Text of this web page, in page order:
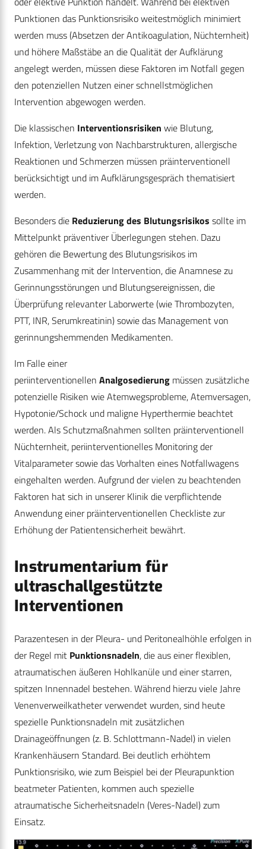
Punktionen das Punktionsrisiko weitestmöglich minimiert
werden muss (Absetzen der Antikoagulation, Nüchternheit)
und höhere Maßstäbe an die Qualität der Aufklärung
angelegt werden, müssen diese Faktoren im Notfall gegen
den potenziellen Nutzen einer schnellstmöglichen
Intervention abgewogen werden.
Die klassischen Interventionsrisiken wie Blutung,
Infektion, Verletzung von Nachbarstrukturen, allergische
Reaktionen und Schmerzen müssen präinterventionell
berücksichtigt und im Aufklärungsgespräch thematisiert
werden.
Besonders die Reduzierung des Blutungsrisikos sollte im
Mittelpunkt präventiver Überlegungen stehen. Dazu
gehören die Bewertung des Blutungsrisikos im
Zusammenhang mit der Intervention, die Anamnese zu
Gerinnungsstörungen und Blutungsereignissen, die
Überprüfung relevanter Laborwerte (wie Thrombozyten,
PTT, INR, Serumkreatinin) sowie das Management von
gerinnungshemmenden Medikamenten.
Im Falle einer
periinterventionellen Analgosedierung müssen zusätzliche
potenzielle Risiken wie Atemwegsprobleme, Atemversagen,
Hypotonie/Schock und maligne Hyperthermie beachtet
werden. Als Schutzmaßnahmen sollten präinterventionell
Nüchternheit, periinterventionelles Monitoring der
Vitalparameter sowie das Vorhalten eines Notfallwagens
eingehalten werden. Aufgrund der vielen zu beachtenden
Faktoren hat sich in unserer Klinik die verpflichtende
Anwendung einer präinterventionellen Checkliste zur
Erhöhung der Patientensicherheit bewährt.
Instrumentarium für
ultraschallgestützte
Interventionen
Parazentesen in der Pleura- und Peritonealhöhle erfolgen in
der Regel mit Punktionsnadeln, die aus einer flexiblen,
atraumatischen äußeren Hohlkanüle und einer starren,
spitzen Innennadel bestehen. Während hierzu viele Jahre
Venenverweilkatheter verwendet wurden, sind heute
spezielle Punktionsnadeln mit zusätzlichen
Drainageöffnungen (z. B. Schlottmann-Nadel) in vielen
Krankenhäusern Standard. Bei deutlich erhöhtem
Punktionsrisiko, wie zum Beispiel bei der Pleurapunktion
beatmeter Patienten, kommen auch spezielle
atraumatische Sicherheitsnadeln (Veres-Nadel) zum
Einsatz.